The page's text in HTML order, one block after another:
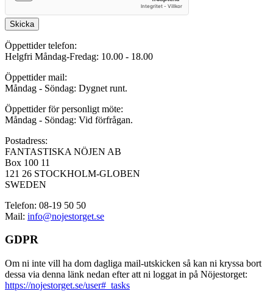
Skicka
Öppettider telefon:
Helgfri Måndag-Fredag: 10.00 - 18.00
Öppettider mail:
Måndag - Söndag: Dygnet runt.
Öppettider för personligt möte:
Måndag - Söndag: Vid förfrågan.
Postadress:
FANTASTISKA NÖJEN AB
Box 100 11
121 26 STOCKHOLM-GLOBEN
SWEDEN
Telefon: 08-19 50 50
Mail: info@nojestorget.se
GDPR
Om ni inte vill ha dom dagliga mail-utskicken så kan ni kryssa bort
dessa via denna länk nedan efter att ni loggat in på Nöjestorget:
https://nojestorget.se/user#_tasks